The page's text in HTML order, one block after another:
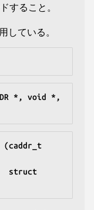
すること。
している。
*, void *,